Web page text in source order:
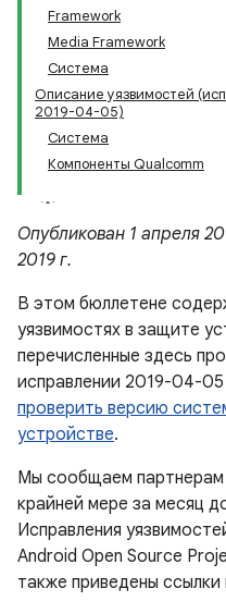
Framework
Media Framework
Система
Описание уязвимостей
2019-04-05)
Система
Компоненты Qualcomm
Опубликован 1 апреля
2019 г.
В этом бюллетене
уязвимостях в защите
перечисленные здесь
исправлении 2019-04-05
проверить версию
устройстве.
Мы сообщаем партнерам
крайней мере за месяц
Исправления
Android Open Source
также приведены ссылки